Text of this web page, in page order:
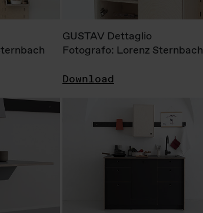
GUSTAV Dettaglio
Fotografo: Lorenz Sternbach
Download